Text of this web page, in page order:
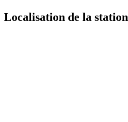
Localisation de la station